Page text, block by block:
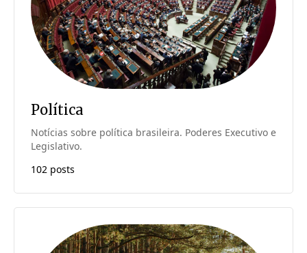
Política
Notícias sobre política brasileira. Poderes Executivo e
Legislativo.
102 posts